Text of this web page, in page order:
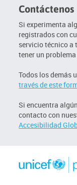
Contáctenos
Si experimenta
registrados con
servicio técnico a
tener un
Todos los demás
través de este
Si encuentra
contacto con
Accesibilidad